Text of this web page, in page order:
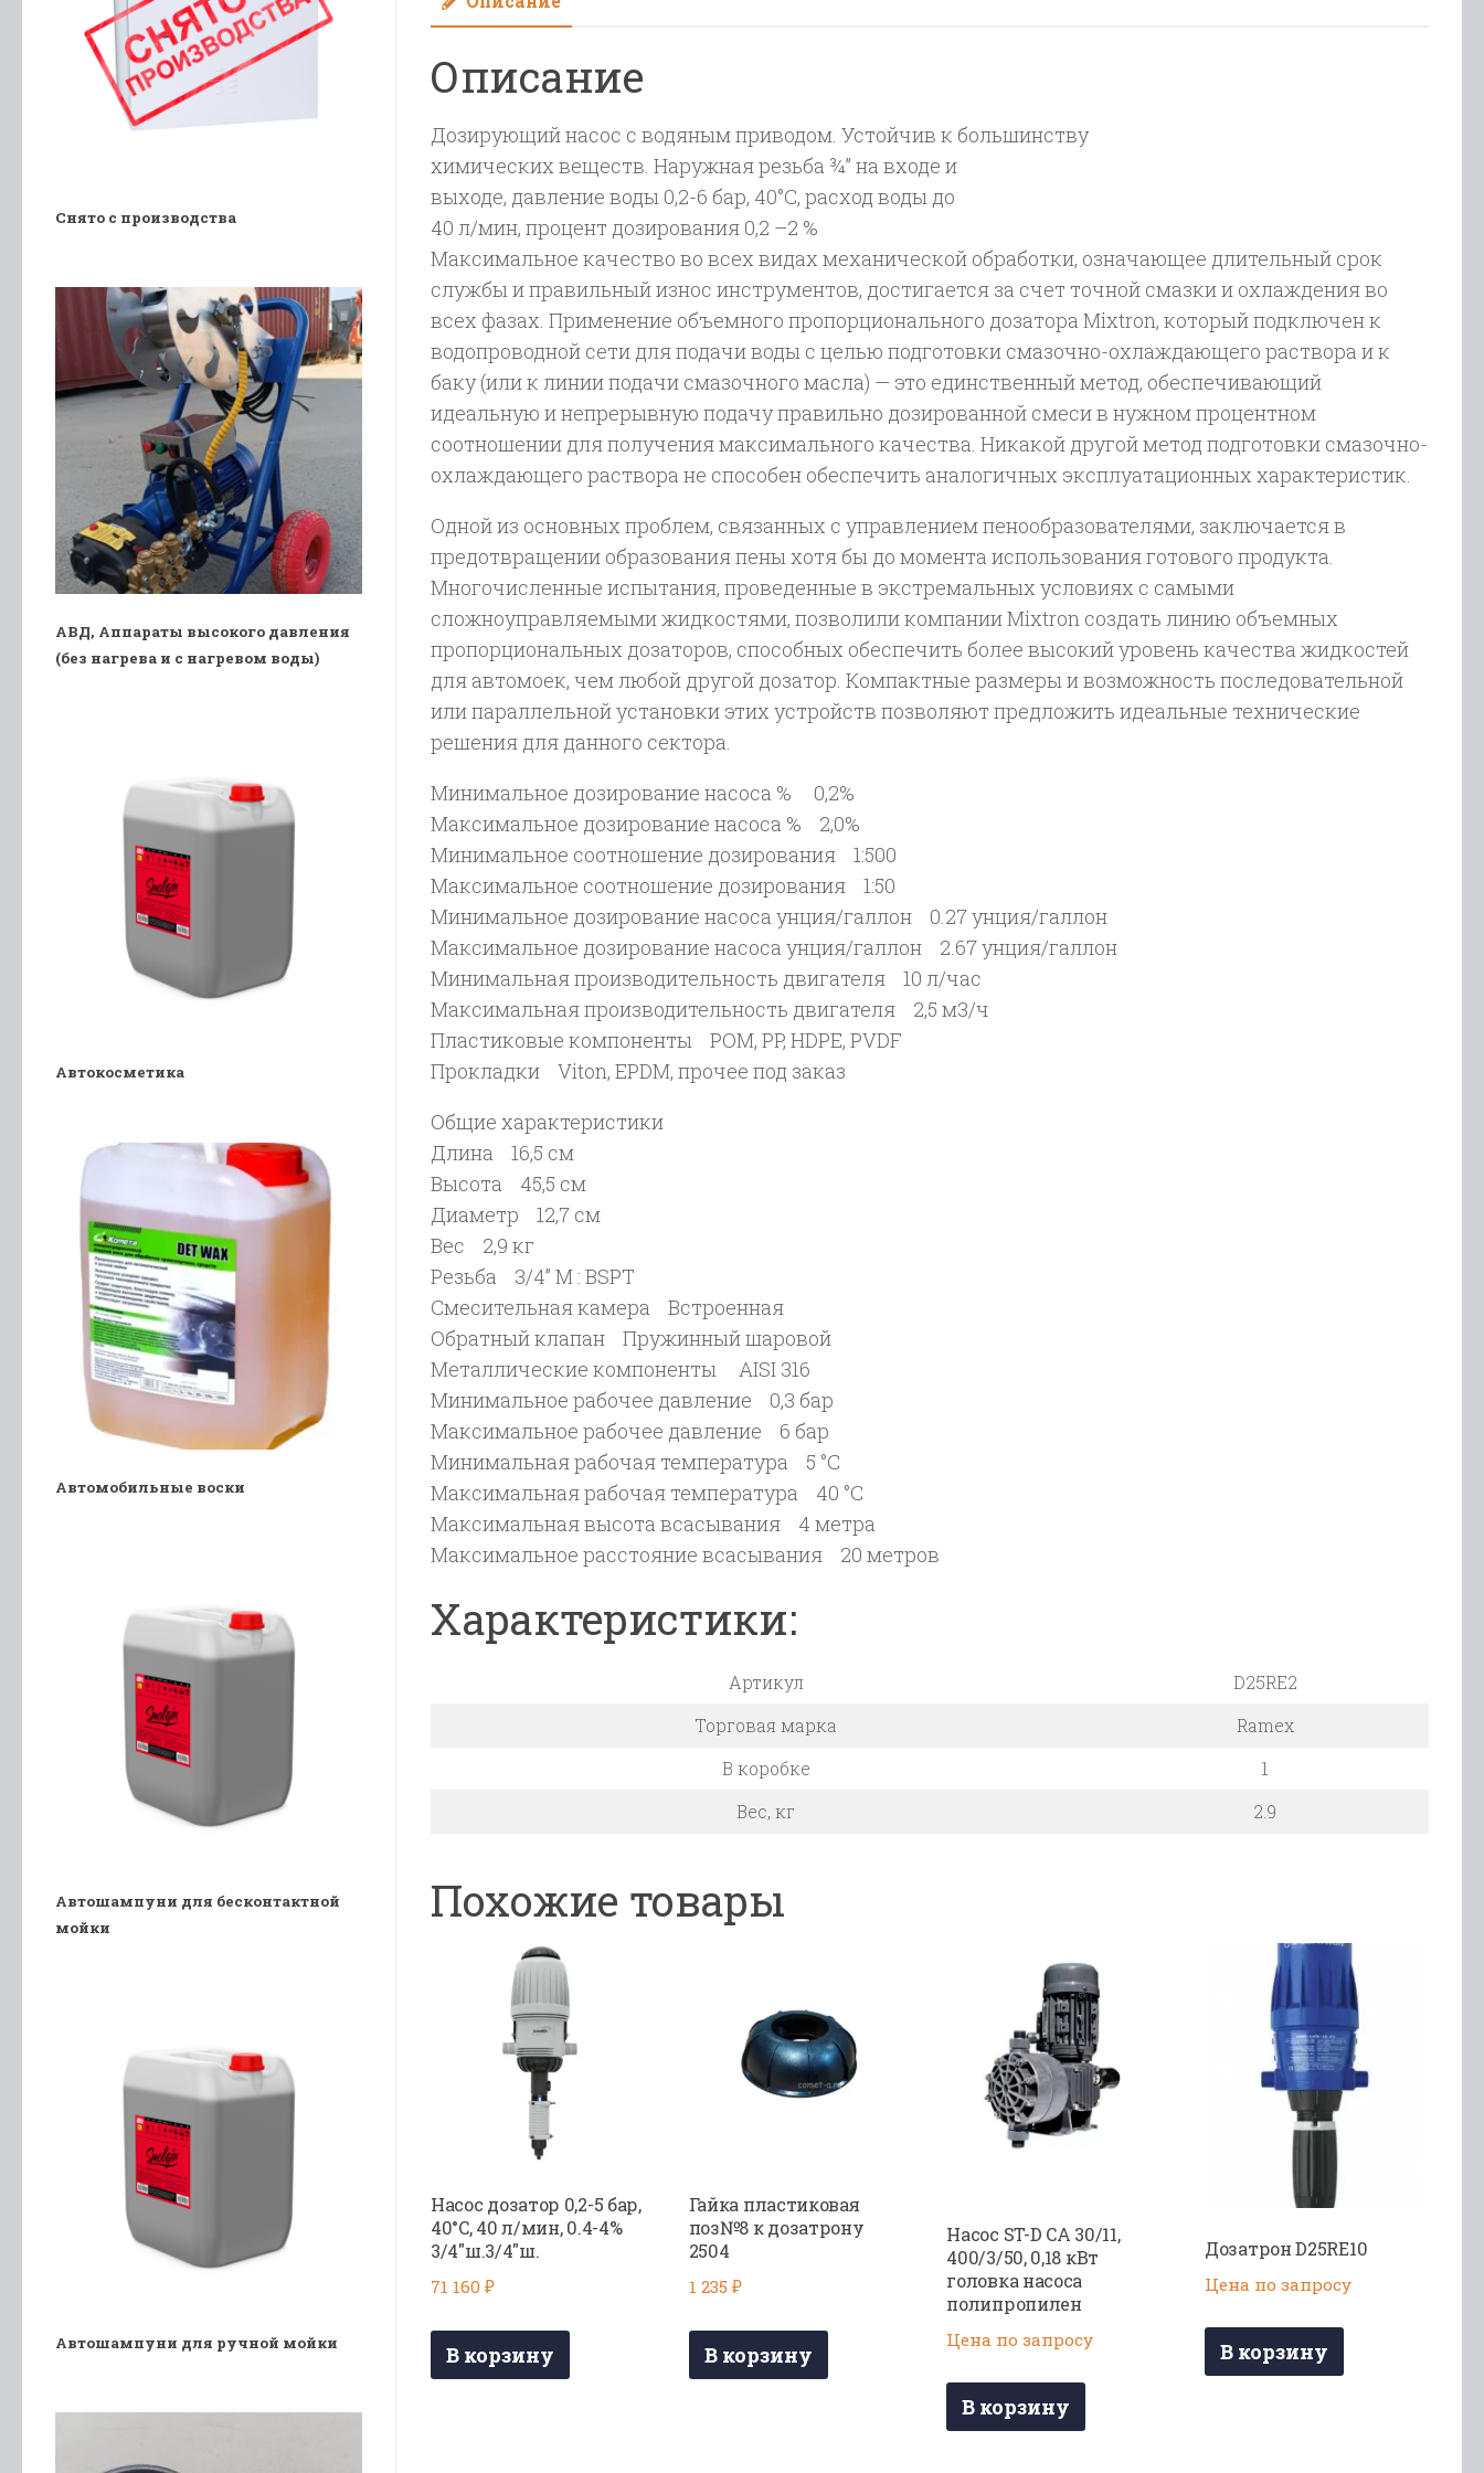
Описание
Дозирующий насос с водяным приводом. Устойчив к большинству
химических веществ. Наружная резьба ¾” на входе и
выходе, давление воды 0,2-6 бар, 40°C, расход воды до
40 л/мин, процент дозирования 0,2 –2 %
Максимальное качество во всех видах механической обработки, означающее длительный срок
службы и правильный износ инструментов, достигается за счет точной смазки и охлаждения во
всех фазах. Применение объемного пропорционального дозатора Mixtron, который подключен к
водопроводной сети для подачи воды с целью подготовки смазочно-охлаждающего раствора и к
баку (или к линии подачи смазочного масла) — это единственный метод, обеспечивающий
идеальную и непрерывную подачу правильно дозированной смеси в нужном процентном
соотношении для получения максимального качества. Никакой другой метод подготовки смазочно-
охлаждающего раствора не способен обеспечить аналогичных эксплуатационных характеристик.
Одной из основных проблем, связанных с управлением пенообразователями, заключается в
предотвращении образования пены хотя бы до момента использования готового продукта.
Многочисленные испытания, проведенные в экстремальных условиях с самыми
сложноуправляемыми жидкостями, позволили компании Mixtron создать линию объемных
пропорциональных дозаторов, способных обеспечить более высокий уровень качества жидкостей
для автомоек, чем любой другой дозатор. Компактные размеры и возможность последовательной
или параллельной установки этих устройств позволяют предложить идеальные технические
решения для данного сектора.
Минимальное дозирование насоса % 0,2%
Максимальное дозирование насоса % 2,0%
Минимальное соотношение дозирования 1:500
Максимальное соотношение дозирования 1:50
Минимальное дозирование насоса унция/галлон 0.27 унция/галлон
Максимальное дозирование насоса унция/галлон 2.67 унция/галлон
Минимальная производительность двигателя 10 л/час
Максимальная производительность двигателя 2,5 м3/ч
Пластиковые компоненты POM, PP, HDPE, PVDF
Прокладки Viton, EPDM, прочее под заказ
Общие характеристики
Длина 16,5 см
Высота 45,5 см
Диаметр 12,7 см
Вес 2,9 кг
Резьба 3/4’’ M : BSPT
Смесительная камера Встроенная
Обратный клапан Пружинный шаровой
Металлические компоненты AISI 316
Минимальное рабочее давление 0,3 бар
Максимальное рабочее давление 6 бар
Минимальная рабочая температура 5 °C
Максимальная рабочая температура 40 °C
Максимальная высота всасывания 4 метра
Максимальное расстояние всасывания 20 метров
Характеристики:
Артикул
D25RE2
Торговая марка
Ramex
В коробке
1
Вес, кг
2.9
Похожие товары
Насос дозатор 0,2-5 бар,
40°C, 40 л/мин, 0.4-4%
3/4″ш.3/4″ш.
71 160 ₽
В корзину
Гайка пластиковая
поз№8 к дозатрону
2504
1 235 ₽
В корзину
Насос ST-D CA 30/11,
400/3/50, 0,18 кВт
головка насоса
полипропилен
Цена по запросу
В корзину
Дозатрон D25RE10
Цена по запросу
В корзину
Снято с производства
АВД, Аппараты высокого давления
(без нагрева и с нагревом воды)
Автокосметика
Автомобильные воски
Автошампуни для бесконтактной
мойки
Автошампуни для ручной мойки